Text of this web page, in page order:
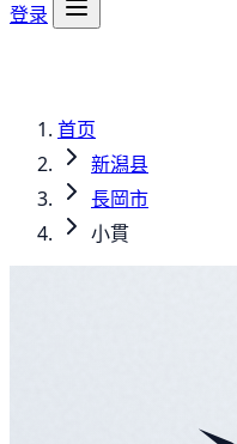
登录
首页
新潟县
長岡市
小貫